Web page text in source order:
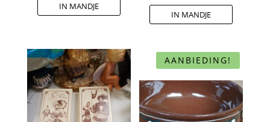
IN MANDJE
IN MANDJE
AANBIEDING!